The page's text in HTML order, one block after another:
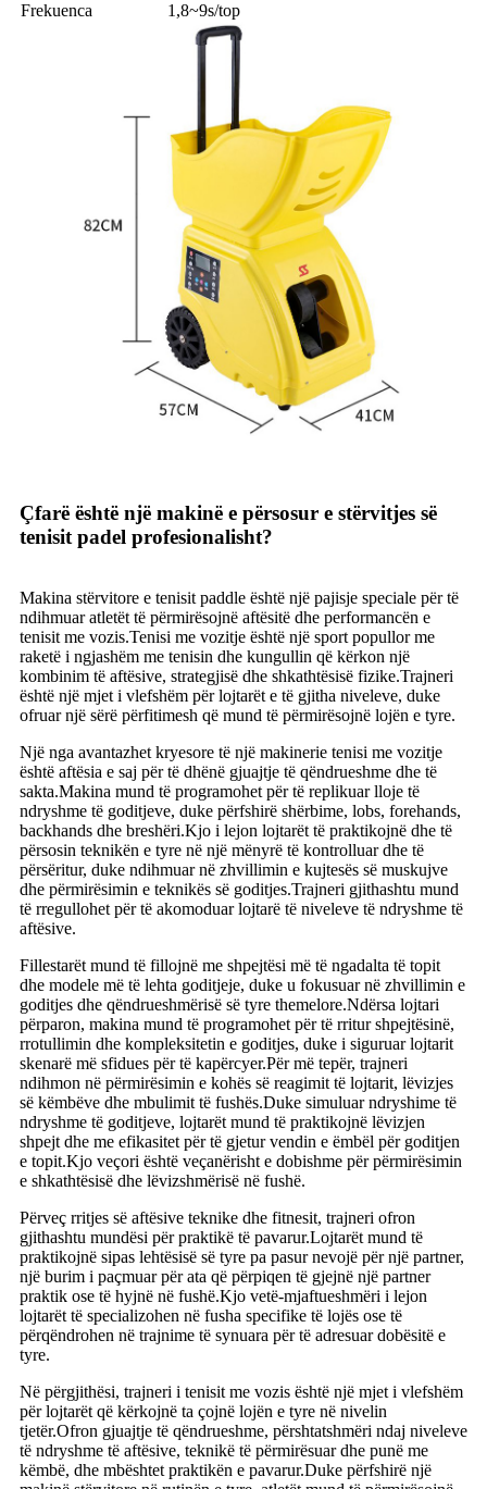
Frekuenca
1,8~9s/top
Çfarë është një makinë e përsosur e stërvitjes së
tenisit padel profesionalisht?
Makina stërvitore e tenisit paddle është një pajisje speciale për të
ndihmuar atletët të përmirësojnë aftësitë dhe performancën e
tenisit me vozis.Tenisi me vozitje është një sport popullor me
raketë i ngjashëm me tenisin dhe kungullin që kërkon një
kombinim të aftësive, strategjisë dhe shkathtësisë fizike.Trajneri
është një mjet i vlefshëm për lojtarët e të gjitha niveleve, duke
ofruar një sërë përfitimesh që mund të përmirësojnë lojën e tyre.
Një nga avantazhet kryesore të një makinerie tenisi me vozitje
është aftësia e saj për të dhënë gjuajtje të qëndrueshme dhe të
sakta.Makina mund të programohet për të replikuar lloje të
ndryshme të goditjeve, duke përfshirë shërbime, lobs, forehands,
backhands dhe breshëri.Kjo i lejon lojtarët të praktikojnë dhe të
përsosin teknikën e tyre në një mënyrë të kontrolluar dhe të
përsëritur, duke ndihmuar në zhvillimin e kujtesës së muskujve
dhe përmirësimin e teknikës së goditjes.Trajneri gjithashtu mund
të rregullohet për të akomoduar lojtarë të niveleve të ndryshme të
aftësive.
Fillestarët mund të fillojnë me shpejtësi më të ngadalta të topit
dhe modele më të lehta goditjeje, duke u fokusuar në zhvillimin e
goditjes dhe qëndrueshmërisë së tyre themelore.Ndërsa lojtari
përparon, makina mund të programohet për të rritur shpejtësinë,
rrotullimin dhe kompleksitetin e goditjes, duke i siguruar lojtarit
skenarë më sfidues për të kapërcyer.Për më tepër, trajneri
ndihmon në përmirësimin e kohës së reagimit të lojtarit, lëvizjes
së këmbëve dhe mbulimit të fushës.Duke simuluar ndryshime të
ndryshme të goditjeve, lojtarët mund të praktikojnë lëvizjen
shpejt dhe me efikasitet për të gjetur vendin e ëmbël për goditjen
e topit.Kjo veçori është veçanërisht e dobishme për përmirësimin
e shkathtësisë dhe lëvizshmërisë në fushë.
Përveç rritjes së aftësive teknike dhe fitnesit, trajneri ofron
gjithashtu mundësi për praktikë të pavarur.Lojtarët mund të
praktikojnë sipas lehtësisë së tyre pa pasur nevojë për një partner,
një burim i paçmuar për ata që përpiqen të gjejnë një partner
praktik ose të hyjnë në fushë.Kjo vetë-mjaftueshmëri i lejon
lojtarët të specializohen në fusha specifike të lojës ose të
përqëndrohen në trajnime të synuara për të adresuar dobësitë e
tyre.
Në përgjithësi, trajneri i tenisit me vozis është një mjet i vlefshëm
për lojtarët që kërkojnë ta çojnë lojën e tyre në nivelin
tjetër.Ofron gjuajtje të qëndrueshme, përshtatshmëri ndaj niveleve
të ndryshme të aftësive, teknikë të përmirësuar dhe punë me
këmbë, dhe mbështet praktikën e pavarur.Duke përfshirë një